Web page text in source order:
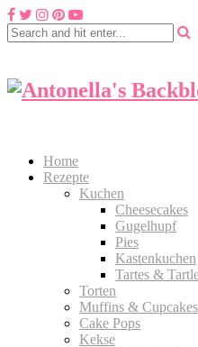
Home
Rezepte
Kuchen
Cheesecakes
Gugelhupf
Pies
Kastenkuchen
Tartes &
Torten
Muffins & Cupcakes
Cake Pops
Kekse